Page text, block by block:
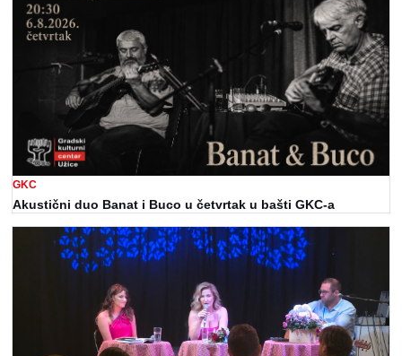
GKC
Akustični duo Banat i Buco u četvrtak u bašti GKC-a